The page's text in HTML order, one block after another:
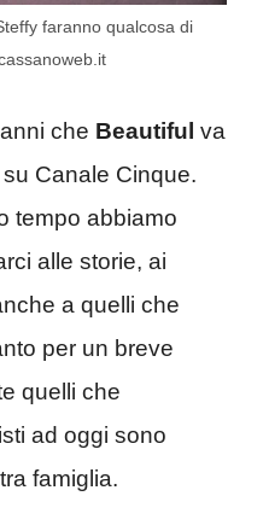
faranno qualcosa di
che Beautiful va
Canale Cinque.
tempo abbiamo
alle storie, ai
a quelli che
per un breve
quelli che
ad oggi sono
famiglia.